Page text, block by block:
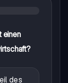
einen
des